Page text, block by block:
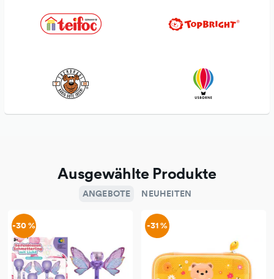
Ausgewählte Produkte
ANGEBOTE NEUHEITEN
-30 % -31 %